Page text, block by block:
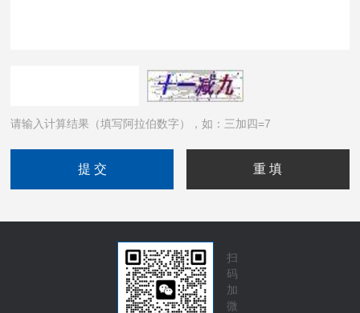
请输入计算结果（填写阿拉伯数字），如：三加四=7
扫
码
加
微